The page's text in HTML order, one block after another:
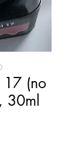
(no
30ml